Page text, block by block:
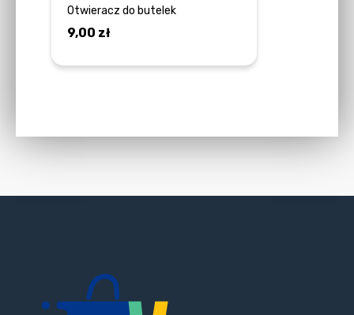
Otwieracz do butelek
9,00 zł